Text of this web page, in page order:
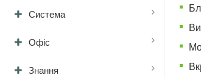
Система
Офіс
Знання